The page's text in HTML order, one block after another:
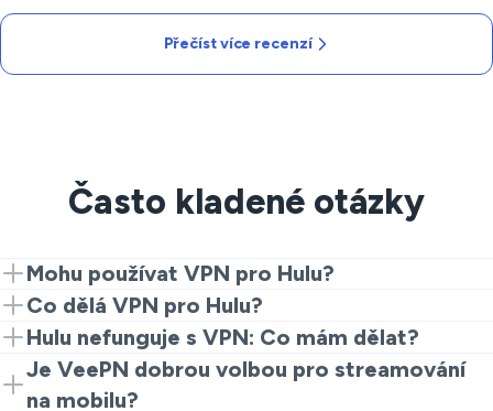
Přečíst více recenzí
Často kladené otázky
Mohu používat VPN pro Hulu?
Ano, použití VeePN vám umožňuje přistupovat k Hulu
odkudkoli připojením k vhodnému serveru.
Co dělá VPN pro Hulu?
VPN skryje vaši IP adresu a šifruje vaše připojení, což
poskytuje bezpečný přístup k Hulu a chrání vaše
osobní data.
Hulu nefunguje s VPN: Co mám dělat?
Pokud Hulu nefunguje s vaší VPN, zkuste přepnout na
jiný server, restartujte své zařízení nebo vymazat
Je VeePN dobrou volbou pro streamování
na mobilu?